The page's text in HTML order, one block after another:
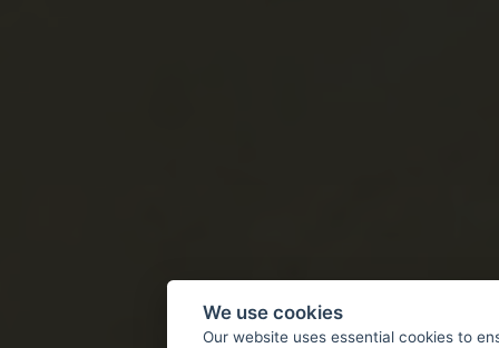
We use cookies
Our website uses essential cookies to